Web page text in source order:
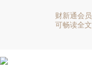
财新通会员
可畅读全文